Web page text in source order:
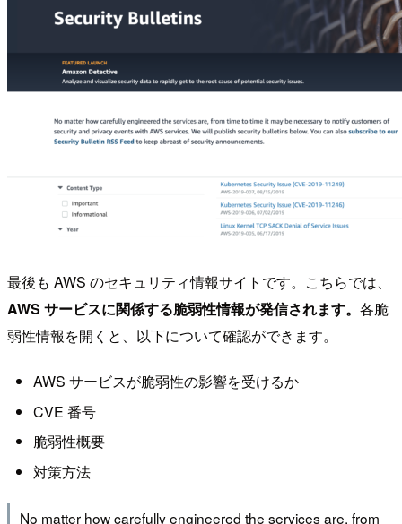
最後も AWS のセキュリティ情報サイトです。こちらでは、
AWS サービスに関係する脆弱性情報が発信されます。 各脆
弱性情報を開くと、以下について確認ができます。
AWS サービスが脆弱性の影響を受けるか
CVE 番号
脆弱性概要
対策方法
No matter how carefully engineered the services are, from